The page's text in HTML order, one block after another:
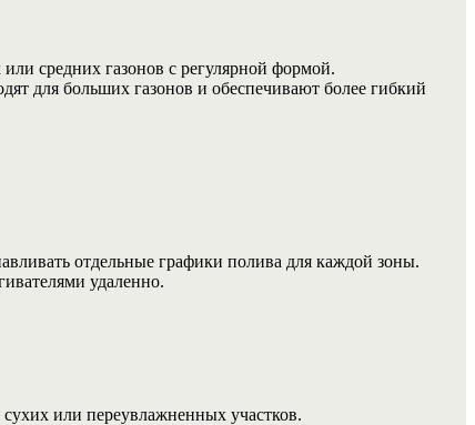
средних газонов с регулярной формой.
для больших газонов и обеспечивают более гибкий
отдельные графики полива для каждой зоны.
удаленно.
или переувлажненных участков.